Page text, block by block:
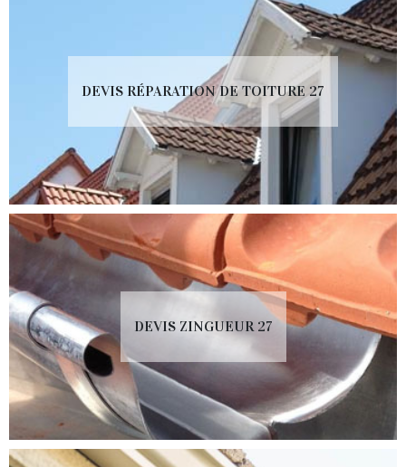
DEVIS RÉPARATION DE TOITURE 27
DEVIS ZINGUEUR 27